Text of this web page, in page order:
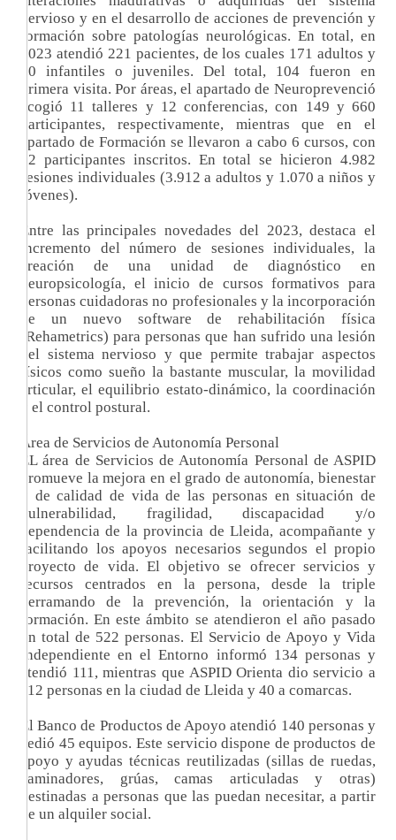
nervioso y en el desarrollo de acciones de prevención y
formación sobre patologías neurológicas. En total, en
2023 atendió 221 pacientes, de los cuales 171 adultos y
50 infantiles o juveniles. Del total, 104 fueron en
primera visita. Por áreas, el apartado de Neuroprevenció
acogió 11 talleres y 12 conferencias, con 149 y 660
participantes, respectivamente, mientras que en el
apartado de Formación se llevaron a cabo 6 cursos, con
72 participantes inscritos. En total se hicieron 4.982
sesiones individuales (3.912 a adultos y 1.070 a niños y
jóvenes).
Entre las principales novedades del 2023, destaca el
incremento del número de sesiones individuales, la
creación de una unidad de diagnóstico en
neuropsicología, el inicio de cursos formativos para
personas cuidadoras no profesionales y la incorporación
de un nuevo software de rehabilitación física
(Rehametrics) para personas que han sufrido una lesión
del sistema nervioso y que permite trabajar aspectos
físicos como sueño la bastante muscular, la movilidad
articular, el equilibrio estato-dinámico, la coordinación
y el control postural.
Área de Servicios de Autonomía Personal
EL área de Servicios de Autonomía Personal de ASPID
promueve la mejora en el grado de autonomía, bienestar
y de calidad de vida de las personas en situación de
vulnerabilidad, fragilidad, discapacidad y/o
dependencia de la provincia de Lleida, acompañante y
facilitando los apoyos necesarios segundos el propio
proyecto de vida. El objetivo se ofrecer servicios y
recursos centrados en la persona, desde la triple
derramando de la prevención, la orientación y la
formación. En este ámbito se atendieron el año pasado
un total de 522 personas. El Servicio de Apoyo y Vida
Independiente en el Entorno informó 134 personas y
atendió 111, mientras que ASPID Orienta dio servicio a
112 personas en la ciudad de Lleida y 40 a comarcas.
El Banco de Productos de Apoyo atendió 140 personas y
cedió 45 equipos. Este servicio dispone de productos de
apoyo y ayudas técnicas reutilizadas (sillas de ruedas,
caminadores, grúas, camas articuladas y otras)
destinadas a personas que las puedan necesitar, a partir
de un alquiler social.